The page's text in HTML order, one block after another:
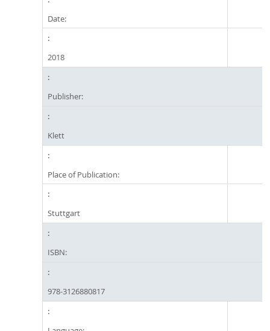
Date:
2018
Publisher:
Klett
Place of Publication:
Stuttgart
ISBN:
‎978-3126880817